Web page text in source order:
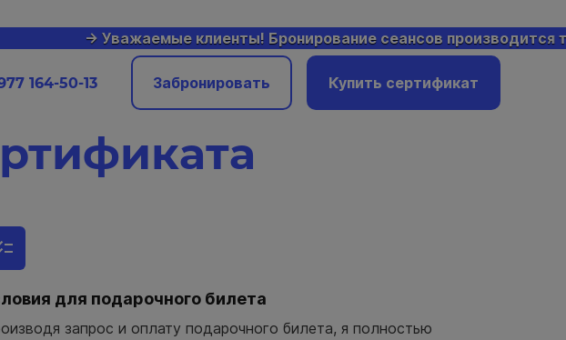
-> Уважаемые клиенты! Бронирование сеансов производится
164-50-13 Забронировать Купить сертификат
для подарочного билета
запрос и оплату подарочного билета, я полностью